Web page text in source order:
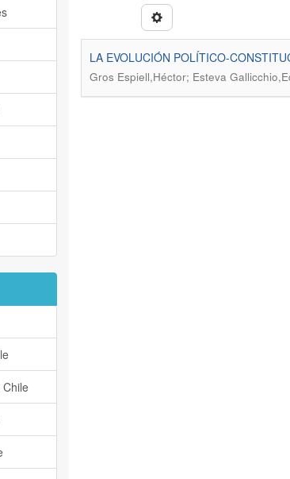
LA EVOLUCIÓN POLÍTICO-
Gros Espiell,Héctor; Esteva